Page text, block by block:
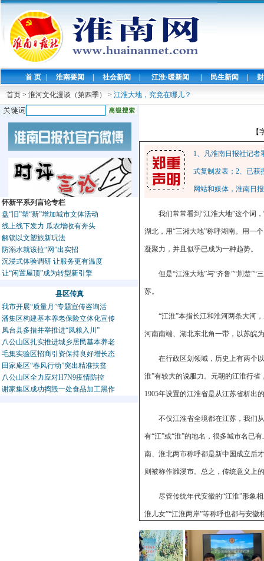
首 页 | 淮南要闻 | 社会新闻 | 江淮·暖新闻 | 民生新闻 |
首页 > 淮河文化漫谈（第四季） > 江淮大地，究竟在哪儿？
怀新平系列言论专栏
盘“旧”塑“新”增加城市文体活动
线上线下发力 瓜农增收有奔头
解锁以文塑旅新玩法
防溺水就该拉“网”出实招
沉浸式体验调研 让服务更有温度
让“闲置屋顶”成为转型新引擎
县区传真
我市开展“质量月”专题宣传咨询活
潘集区构建基本养老保险立体化宣传
凤台县多措并举推进“凤粮入川”
八公山区扎实推进城乡居民基本养老
毛集实验区招商引资保持良好增长态
田家庵区“春风行动”突出精准扶贫
八公山区全力应对H7N9疫情防控
谢家集区成功捣毁一处食品加工黑作
【
1、凡淮南日报社记
式复制发表；2、已获
网站和媒体，淮南日
我们常常看到“江淮大地”这个词
湖北，用“三湘大地”称呼湖南。用一
凝聚力，并且似乎已成为一种趋势。
但是“江淮大地”与“齐鲁”“荆楚
苏。
“江淮”本指长江和淮河两条大河
河南南端、湖北东北角一带，以苏皖
在行政区划领域，历史上有两个
淮”有较大的说服力。元朝的江淮行
1905年设置的江淮省是从江苏省析出
不仅江淮省全境都在江苏，我们
有“江”或“淮”的地名，很多城市名已
南、淮北两市称呼都是新中国成立后
则被称作濉溪市。总之，传统意义上
尽管传统年代安徽的“江淮”形象
淮儿女”“江淮两岸”等称呼也都与安徽
境内还将出现一条引江济淮的大通道
我们在一些领域还能发现“江淮”